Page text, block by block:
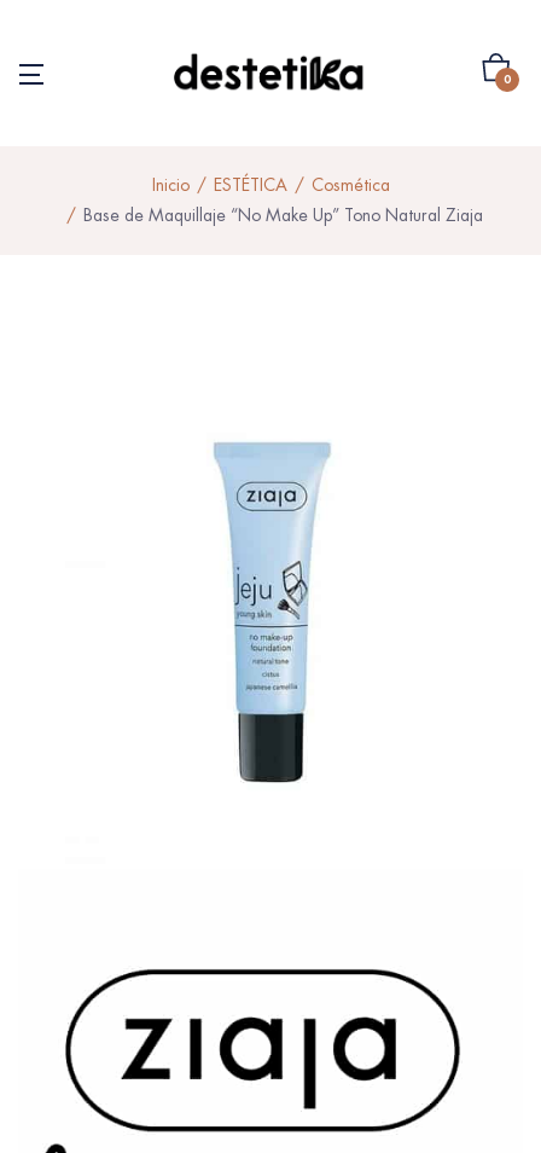
0
Inicio ESTÉTICA
Cosmética
Base de Maquillaje “No Make Up” Tono Natural Ziaja